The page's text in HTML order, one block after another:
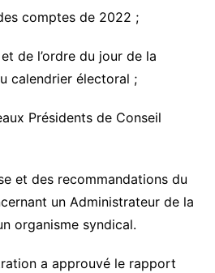
comptes de 2022 ;
de l’ordre du jour de la
calendrier électoral ;
Présidents de Conseil
et des recommandations du
un Administrateur de la
organisme syndical.
a approuvé le rapport